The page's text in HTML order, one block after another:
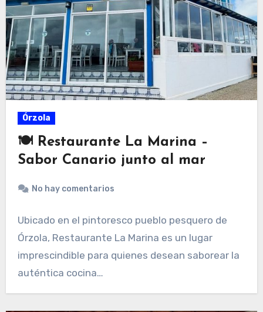
Órzola
🍽 Restaurante La Marina –
Sabor Canario junto al mar
No hay comentarios
Ubicado en el pintoresco pueblo pesquero de
Órzola, Restaurante La Marina es un lugar
imprescindible para quienes desean saborear la
auténtica cocina…